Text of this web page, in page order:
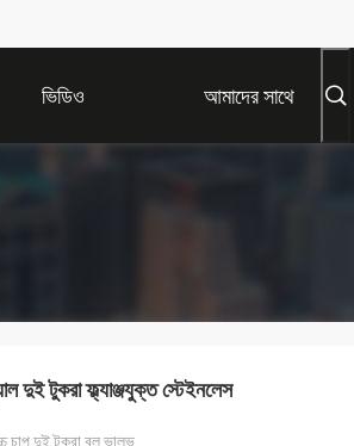
ভিডিও আমাদের সাথে
দুই টুকরা ফ্ল্যাঞ্জযুক্ত স্টেইনলেস
চাপ দুই টুকরা বল ভালভ